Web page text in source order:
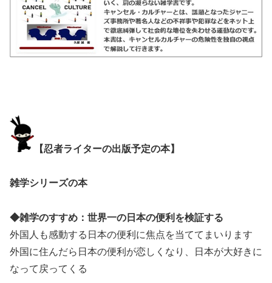
【忍者ライターの出版予定の本】
雑学シリーズの本
◆雑学のすすめ：世界一の日本の便利を検証する
外国人も感動する日本の便利に焦点を当ててまいります
外国に住んだら日本の便利が恋しくなり、日本が大好きに
なって戻ってくる